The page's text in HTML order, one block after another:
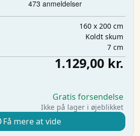
160 x 200 cm
Koldt skum
7 cm
1.129,00 kr.
Gratis forsendelse
Ikke på lager i øjeblikket
Få mere at vide